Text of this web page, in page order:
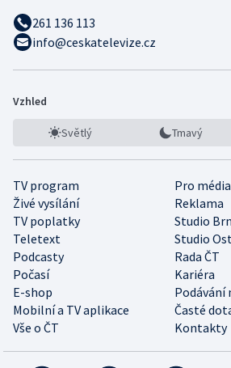
261 136 113
info@ceskatelevize.cz
Vzhled
Světlý Tmavý
TV program
Pro média
Živé vysílání
Reklama
TV poplatky
Studio
Teletext
Studio
Podcasty
Rada ČT
Počasí
Kariéra
E-shop
Podávání
Mobilní a TV aplikace
Časté
Vše o ČT
Kontakty